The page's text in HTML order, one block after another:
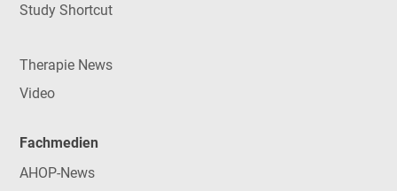
Study Shortcut
Therapie News
Video
Fachmedien
AHOP-News